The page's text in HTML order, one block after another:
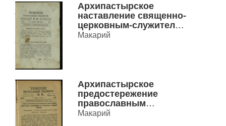
21 октября 1912 г..
Архипастырское
наставление священно-
церковным-служителям
епархии.
Макарий
Архипастырское
предостережение
православным
христианам,
Макарий